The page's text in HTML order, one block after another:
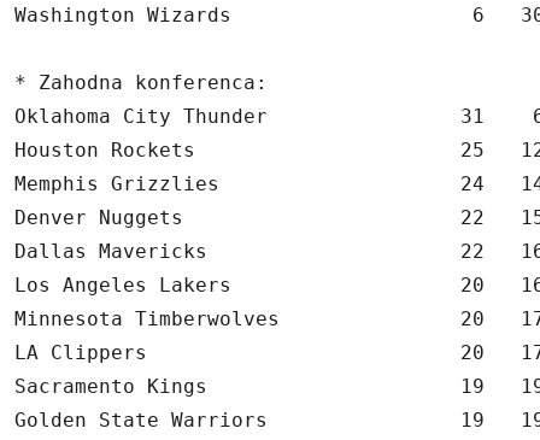
Washington Wizards                    6
* Zahodna konferenca:
Oklahoma City Thunder                31
Houston Rockets                      25
Memphis Grizzlies                    24
Denver Nuggets                       22
Dallas Mavericks                     22
Los Angeles Lakers                   20
Minnesota Timberwolves               20
LA Clippers                          20
Sacramento Kings                     19
Golden State Warriors                19